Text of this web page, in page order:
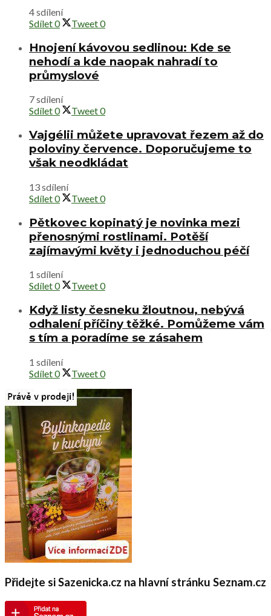
4 sdílení
Sdílet0 Tweet0
Hnojení kávovou sedlinou: Kde se
nehodí a kde naopak nahradí to
průmyslové
7 sdílení
Sdílet0 Tweet0
Vajgélii můžete upravovat řezem až do
poloviny července. Doporučujeme to
však neodkládat
13 sdílení
Sdílet0 Tweet0
Pětkovec kopinatý je novinka mezi
přenosnými rostlinami. Potěší
zajímavými květy i jednoduchou péčí
1 sdílení
Sdílet0 Tweet0
Když listy česneku žloutnou, nebývá
odhalení příčiny těžké. Pomůžeme vám
s tím a poradíme se zásahem
1 sdílení
Sdílet0 Tweet0
Přidejte si Sazenicka.cz na hlavní stránku Seznam.cz